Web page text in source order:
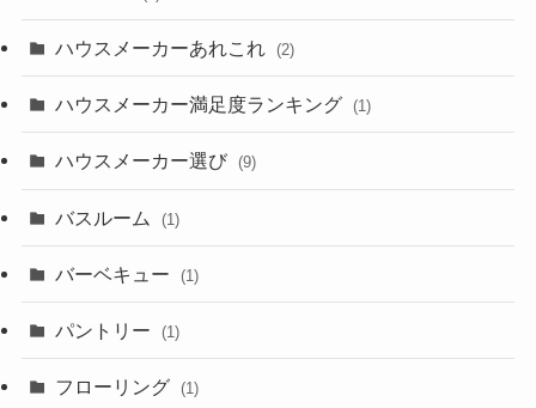
ハウスメーカーあれこれ (2)
ハウスメーカー満足度ランキング (1)
ハウスメーカー選び (9)
バスルーム (1)
バーベキュー (1)
パントリー (1)
フローリング (1)